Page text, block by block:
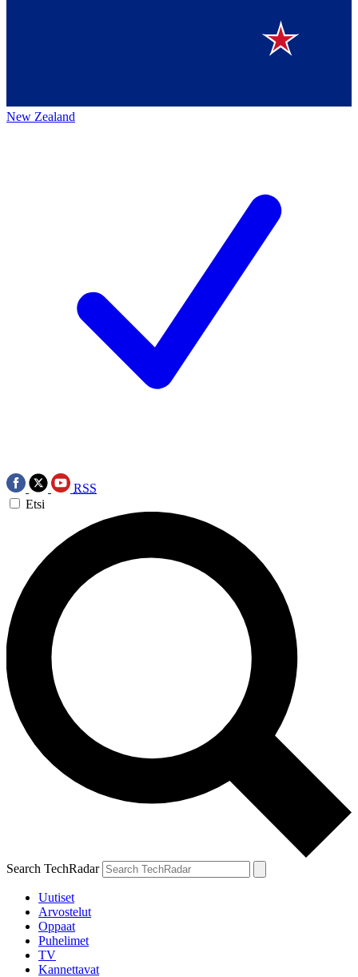
New Zealand
RSS
Etsi
Search TechRadar
Uutiset
Arvostelut
Oppaat
Puhelimet
TV
Kannettavat